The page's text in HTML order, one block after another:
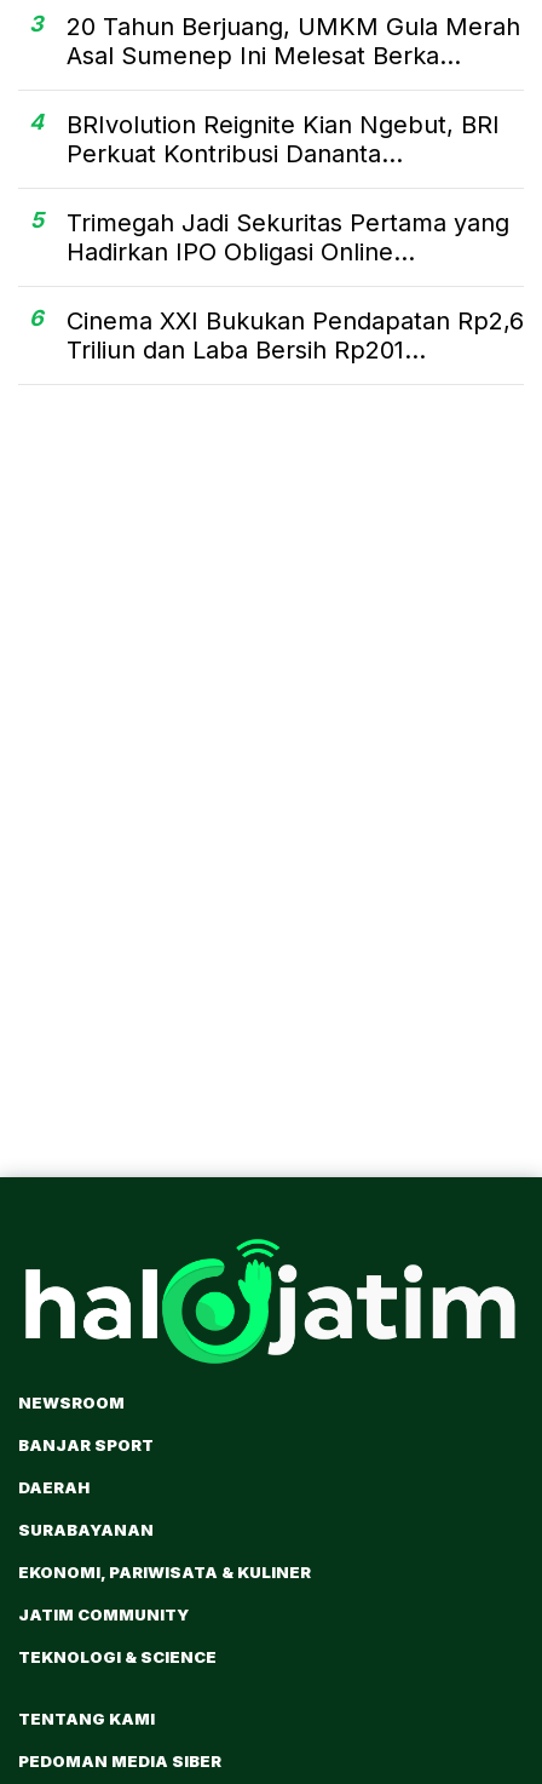
3
20 Tahun Berjuang, UMKM Gula Merah
Asal Sumenep Ini Melesat Berka...
4
BRIvolution Reignite Kian Ngebut, BRI
Perkuat Kontribusi Dananta...
5
Trimegah Jadi Sekuritas Pertama yang
Hadirkan IPO Obligasi Online...
6
Cinema XXI Bukukan Pendapatan Rp2,6
Triliun dan Laba Bersih Rp201...
NEWSROOM
BANJAR SPORT
DAERAH
SURABAYANAN
EKONOMI, PARIWISATA & KULINER
JATIM COMMUNITY
TEKNOLOGI & SCIENCE
TENTANG KAMI
PEDOMAN MEDIA SIBER